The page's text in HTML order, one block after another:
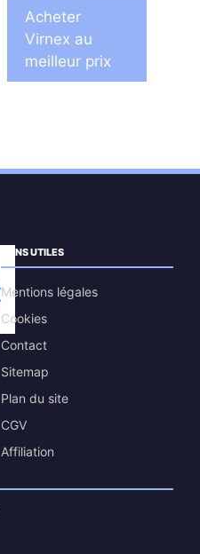
était :
79,95 €.
Acheter
Virnex au
meilleur prix
LIENS UTILES
Mentions légales
Cookies
Contact
Sitemap
Plan du site
CGV
Affiliation